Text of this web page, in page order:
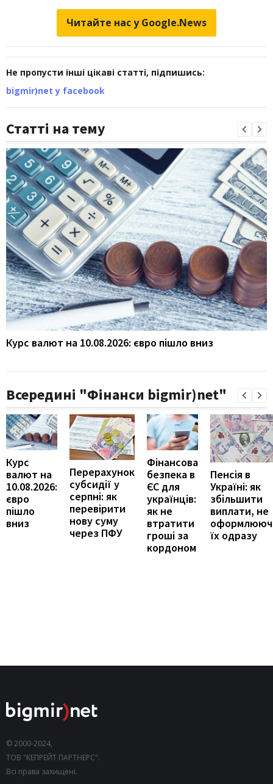
Читайте нас у Google.News
Не пропусти інші цікаві статті, підпишись:
bigmir)net у facebook
Статті на тему
Курс валют на 10.08.2026: євро пішло вниз
Всередині "Фінанси bigmir)net"
Курс
валют на
10.08.2026:
євро
пішло
вниз
Перерахунок
субсидії у
серпні: як
перевірити
нову суму
через ПФУ
Фінансова
безпека в
ЄС для
українців:
як не
втратити
гроші за
кордоном
Пенсія в
Україні: як
збільшити
виплати, не
їх одразу
© 2000-2024,
ТОВ "КЕПРЕЙТ ПАРТНЕРС".
Всі права захищені.